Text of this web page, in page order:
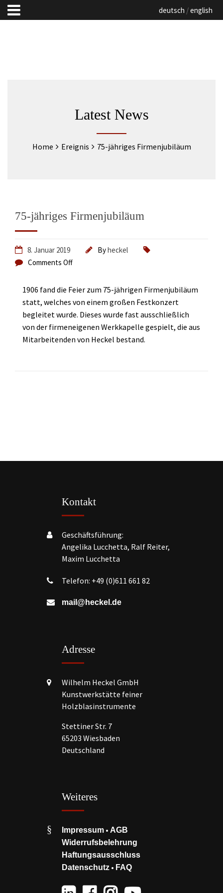
deutsch english
Latest News
Home Ereignis 75-jähriges Firmenjubiläum
75-jähriges Firmenjubiläum
8. Januar 2019 Byheckel
Comments Off
1906 fand die Feier zum 75-jährigen Firmenjubiläum
statt, welches von einem großen Festkonzert
begleitet wurde. Dieses wurde fast ausschließlich
von der firmeneigenen Werkkapelle gespielt, die aus
Mitarbeitenden von Heckel bestand.
Kontakt
Geschäftsführung:
Angelika Lucchetta, Ralf Reiter,
Maxim Lucchetta
Telefon: +49 (0)611 661 82
mail@heckel.de
Adresse
Wilhelm Heckel GmbH
Kunstwerkstätte feiner
Holzblasinstrumente
Stettiner Str. 7
65203 Wiesbaden
Deutschland
Weiteres
Impressum • AGB
Widerrufsbelehrung
Haftungsausschluss
Datenschutz • FAQ